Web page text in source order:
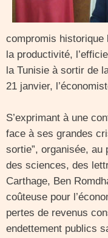
compromis historique
la productivité,
la Tunisie à sortir de
21 janvier,
S’exprimant à une
face à ses grandes
sortie”, organisée, au
des sciences, des
Carthage, Ben
coûteuse pour
pertes de revenus
endettement publics